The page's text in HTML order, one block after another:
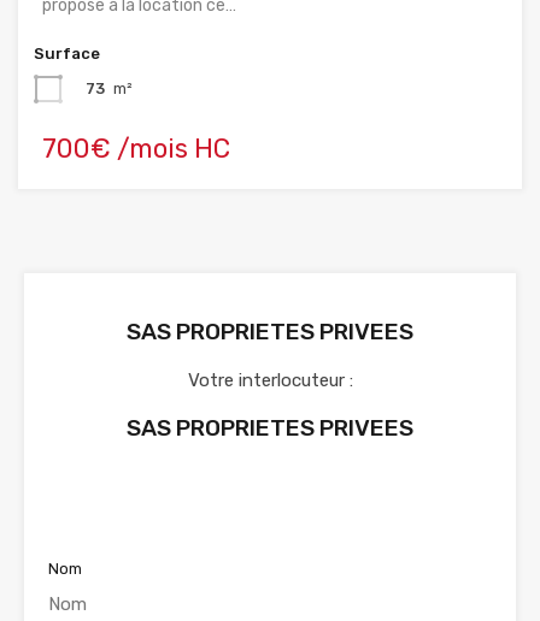
propose à la location ce…
Surface
73 m²
700€ /mois HC
SAS PROPRIETES PRIVEES
Votre interlocuteur :
SAS PROPRIETES PRIVEES
Nom